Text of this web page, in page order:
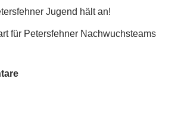
Jugend hält an!
für Petersfehner Nachwuchsteams